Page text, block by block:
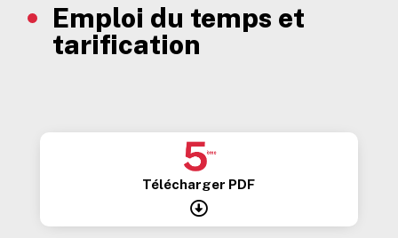
Emploi du temps et
tarification
Télécharger PDF
